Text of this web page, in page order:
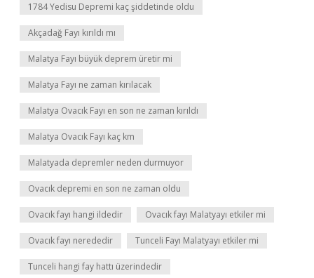
1784 Yedisu Depremi kaç şiddetinde oldu
Akçadağ Fayı kırıldı mı
Malatya Fayı büyük deprem üretir mi
Malatya Fayı ne zaman kırılacak
Malatya Ovacık Fayı en son ne zaman kırıldı
Malatya Ovacık Fayı kaç km
Malatyada depremler neden durmuyor
Ovacık depremi en son ne zaman oldu
Ovacık fayı hangi ildedir Ovacık fayı Malatyayı etkiler mi
Ovacık fayı nerededir Tunceli Fayı Malatyayı etkiler mi
Tunceli hangi fay hattı üzerindedir